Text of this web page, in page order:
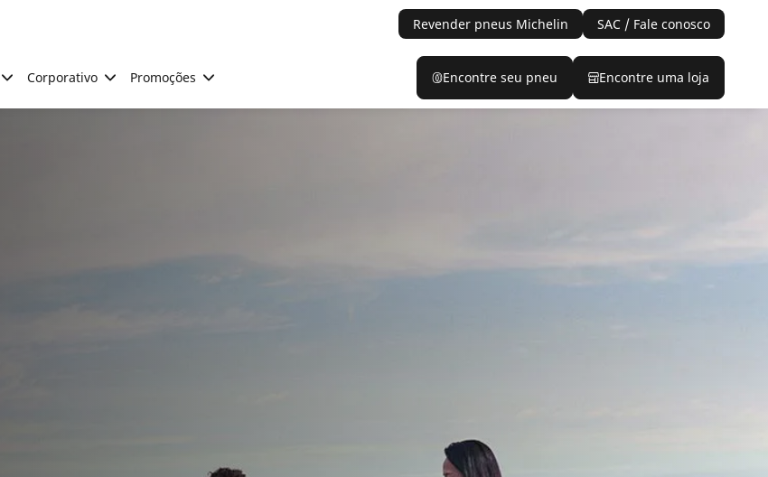
Revender pneus Michelin SAC / Fale conosco
Corporativo Promoções Encontre seu pneu Encontre uma loja